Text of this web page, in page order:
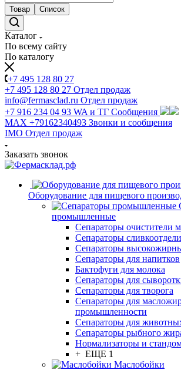
Товар Список
Каталог
По всему сайту
По каталогу
+7 495 128 80 27
+7 495 128 80 27 Отдел продаж
info@fermasclad.ru Отдел продаж
+7 916 234 04 93 WA и ТГ Сообщения
MAX +79162340493 Звонки и сообщения
IMO Отдел продаж
Заказать звонок
Оборудование для пищевого
промышленные
Сепараторы очистители
Сепараторы
Сепараторы
Сепараторы для напитков
Бактофуги для молока
Сепараторы для
Сепараторы для творога
Сепараторы для
промышленности
Сепараторы для
Сепараторы рыбного
Нормализаторы и
+ ЕЩЕ 1
Маслобойки